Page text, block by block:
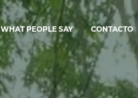
WHAT PEOPLE SAY CONTACTO